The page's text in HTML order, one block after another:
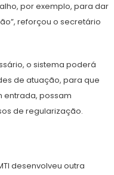
por exemplo, para dar
reforçou o secretário
o sistema poderá
de atuação, para que
entrada, possam
de regularização.
desenvolveu outra